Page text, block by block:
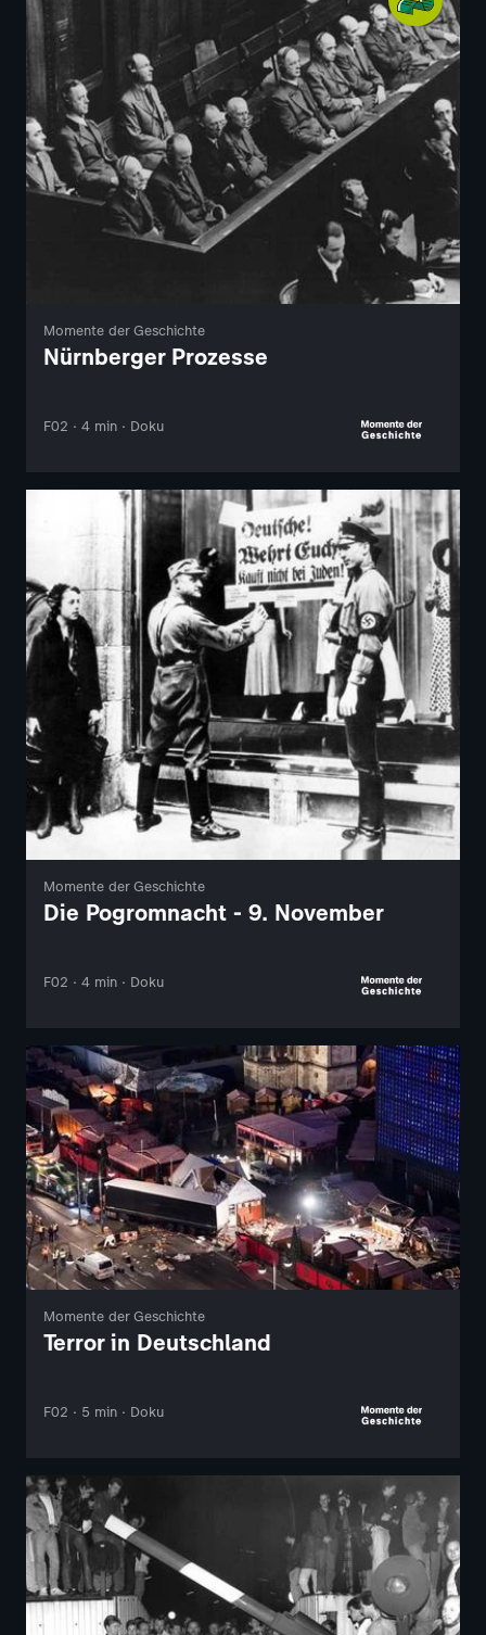
Momente der Geschichte
Nürnberger Prozesse
F02 · 4 min · Doku
Momente der Geschichte
Die Pogromnacht - 9. November
F02 · 4 min · Doku
Momente der Geschichte
Terror in Deutschland
F02 · 5 min · Doku